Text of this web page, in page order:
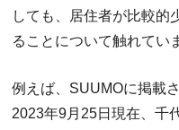
しても、居住者が比較的
ることについて触れてい
例えば、SUUMOに掲載
2023年9月25日現在、千